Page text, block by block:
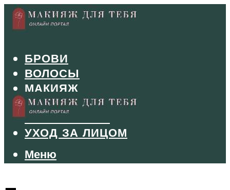
БРОВИ
ВОЛОСЫ
МАКИЯЖ
МАНИКЮР
ТУШЬ И ТЕНИ
УХОД ЗА ЛИЦОМ
Меню
Меню